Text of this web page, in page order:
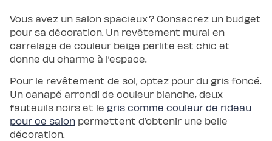
Vous avez un salon spacieux ? Consacrez un budget
pour sa décoration. Un revêtement mural en
carrelage de couleur beige perlite est chic et
donne du charme à l’espace.
Pour le revêtement de sol, optez pour du gris foncé.
Un canapé arrondi de couleur blanche, deux
fauteuils noirs et le gris comme couleur de rideau
pour ce salon permettent d’obtenir une belle
décoration.